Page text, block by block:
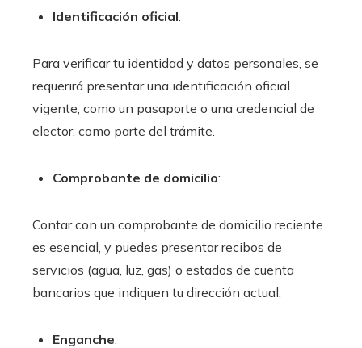
Identificación oficial:
Para verificar tu identidad y datos personales, se
requerirá presentar una identificación oficial
vigente, como un pasaporte o una credencial de
elector, como parte del trámite.
Comprobante de domicilio:
Contar con un comprobante de domicilio reciente
es esencial, y puedes presentar recibos de
servicios (agua, luz, gas) o estados de cuenta
bancarios que indiquen tu dirección actual.
Enganche: